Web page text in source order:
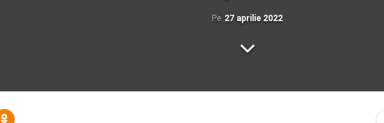
Pe 27 aprilie 2022